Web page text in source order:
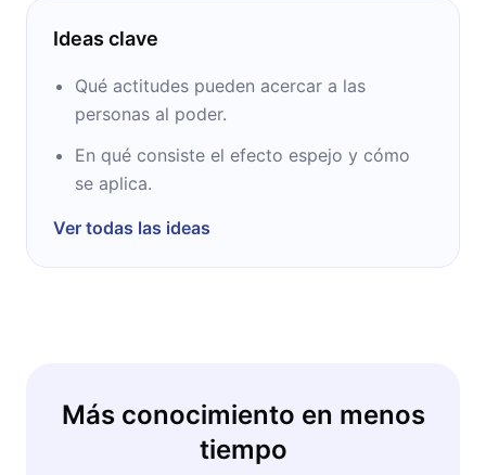
Ideas clave
Qué actitudes pueden acercar a las
personas al poder.
En qué consiste el efecto espejo y cómo
se aplica.
Ver todas las ideas
Más conocimiento en menos
tiempo